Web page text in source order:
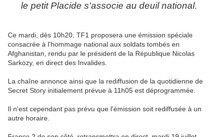
le petit Placide s'associe au deuil national.
Ce mardi, dès 10h20, TF1 proposera une émission spéciale
consacrée à l'hommage national aux soldats tombés en
Afghanistan, rendu par le président de la République Nicolas
Sarkozy, en direct des Invalides.
La chaîne annonce ainsi que la rediffusion de la quotidienne de
Secret Story initialement prévue à 11h05 est déprogrammée.
Il n'est cependant pas prévu que l'émission soit rediffusée à un
autre horaire.